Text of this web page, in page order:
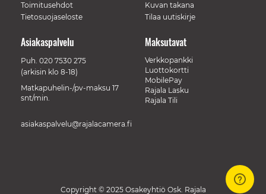
Toimitusehdot
Tietosuojaseloste
Kuvan takana
Tilaa uutiskirje
Maksutavat
Verkkopankki
Luottokortti
MobilePay
Rajala Lasku
Rajala Tili
Asiakaspalvelu
Puh. 020 7530 275
(arkisin klo 8-18)
Matkapuhelin-/pv-maksu 17
snt/min.
asiakaspalvelu@rajalacamera.fi
Copyright © 2025 Osakeyhtiö Osk. Rajala